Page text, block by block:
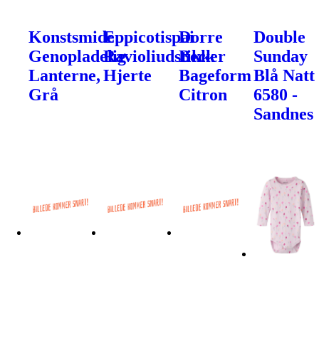
Konstsmide
Genopladelig
Lanterne,
Grå
Eppicotispai
Ravioliudstikker
Hjerte
Dorre
Beck
Bageform
Citron
Double
Sunday
Blå Natt
6580 -
Sandnes